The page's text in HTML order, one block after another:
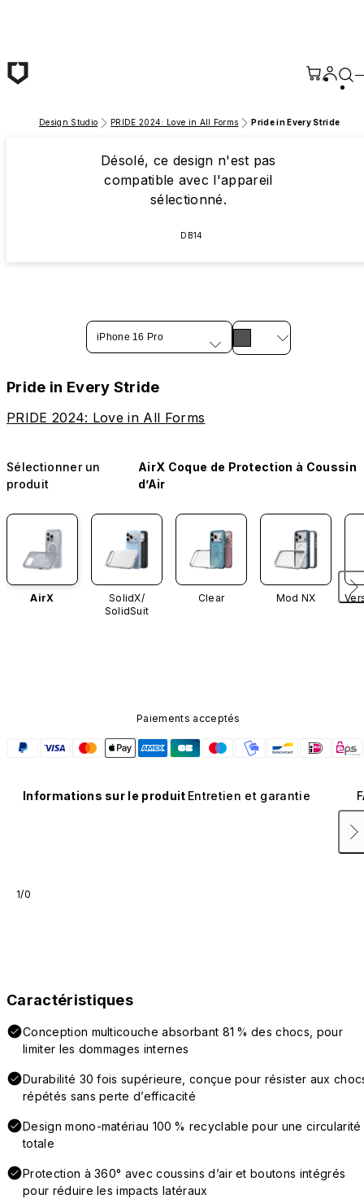
Design Studio PRIDE 2024: Love in All Forms Pride in Every Stride
Désolé, ce design n'est pas
compatible avec l'appareil
sélectionné.
DB14
iPhone 16 Pro
Pride in Every Stride
PRIDE 2024: Love in All Forms
Sélectionner un
produit
AirX Coque de Protection à Coussin
d’Air
AirX
SolidX/
SolidSuit
Clear Mod NX
Paiements acceptés
Informations sur le produit Entretien et garantie
1/0
Caractéristiques
Conception multicouche absorbant 81 % des chocs, pour
limiter les dommages internes
Durabilité 30 fois supérieure, conçue pour résister aux
répétés sans perte d’efficacité
Design mono-matériau 100 % recyclable pour une circularité
totale
Protection à 360° avec coussins d’air et boutons intégrés
pour réduire les impacts latéraux